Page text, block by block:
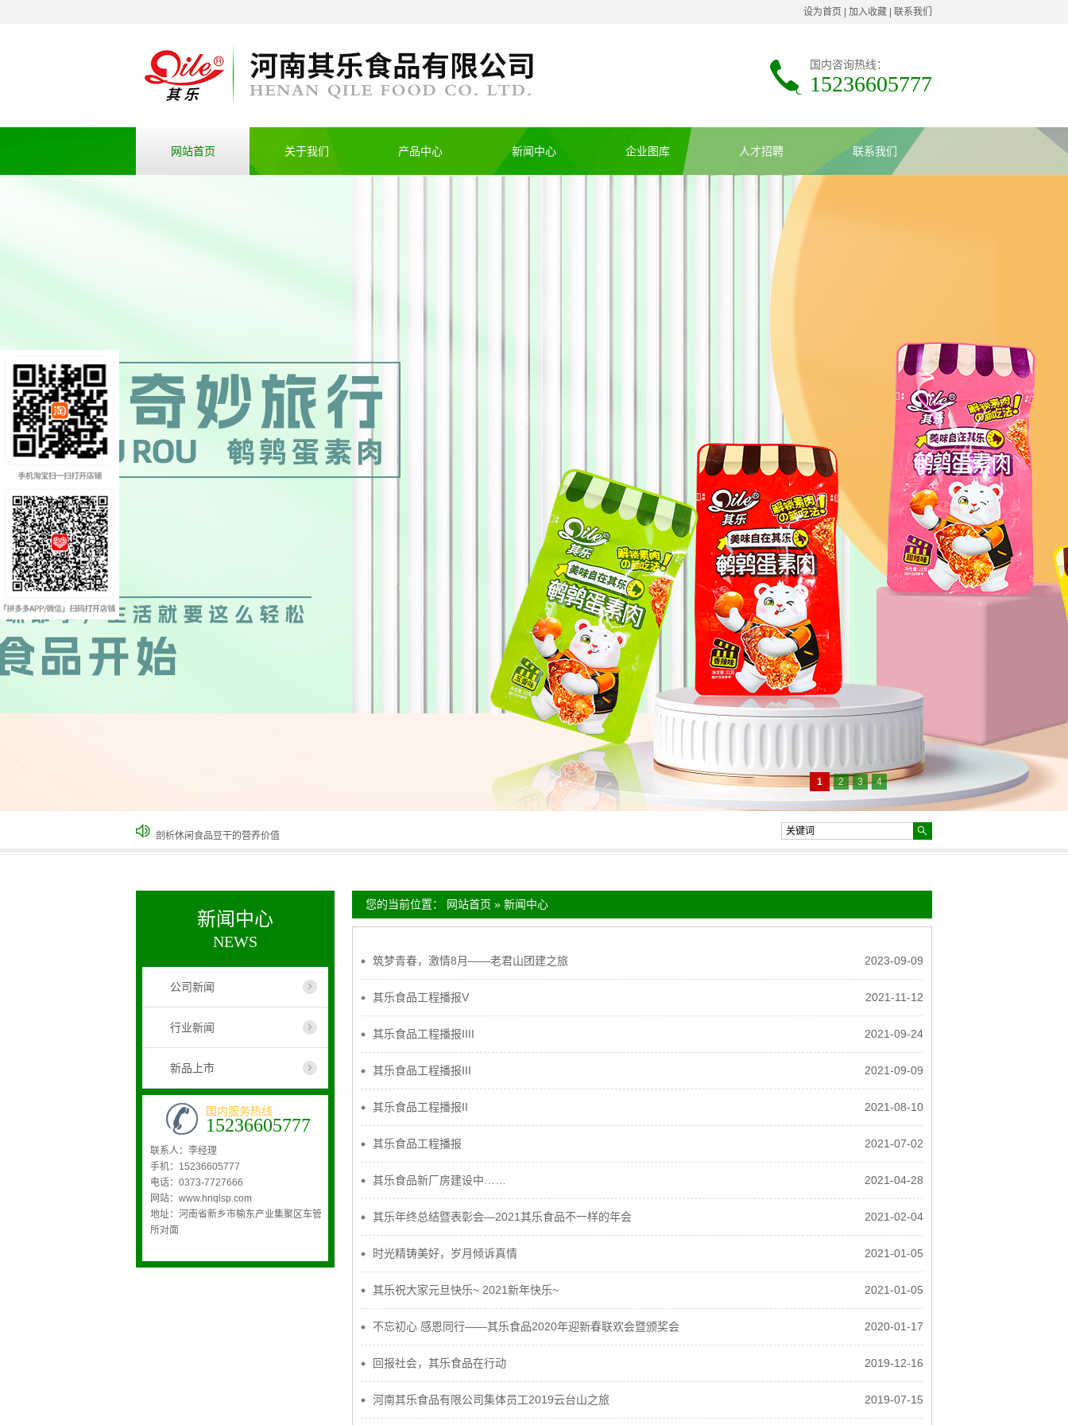
设为首页 加入收藏 联系我们
国内咨询热线：
15236605777
网站首页 关于我们 产品中心 新闻中心 企业图库 人才招聘 联系我们
1 2 3 4
剖析休闲食品豆干的营养价值
您的当前位置： 网站首页 » 新闻中心
2023-09-09
筑梦青春，激情8月——老君山团建之旅
2021-11-12
其乐食品工程播报V
2021-09-24
其乐食品工程播报IIII
2021-09-09
其乐食品工程播报III
2021-08-10
其乐食品工程播报II
2021-07-02
其乐食品工程播报
2021-04-28
其乐食品新厂房建设中……
2021-02-04
其乐年终总结暨表彰会—2021其乐食品不一样的年会
2021-01-05
时光精铸美好，岁月倾诉真情
2021-01-05
其乐祝大家元旦快乐~ 2021新年快乐~
2020-01-17
不忘初心 感恩同行——其乐食品2020年迎新春联欢会暨颁奖会
2019-12-16
回报社会，其乐食品在行动
2019-07-15
河南其乐食品有限公司集体员工2019云台山之旅
新闻中心
NEWS
公司新闻
行业新闻
新品上市
国内服务热线
15236605777
联系人：李经理
手机：15236605777
电话：0373-7727666
网站：www.hnqlsp.com
地址：河南省新乡市榆东产业集聚区车管
所对面